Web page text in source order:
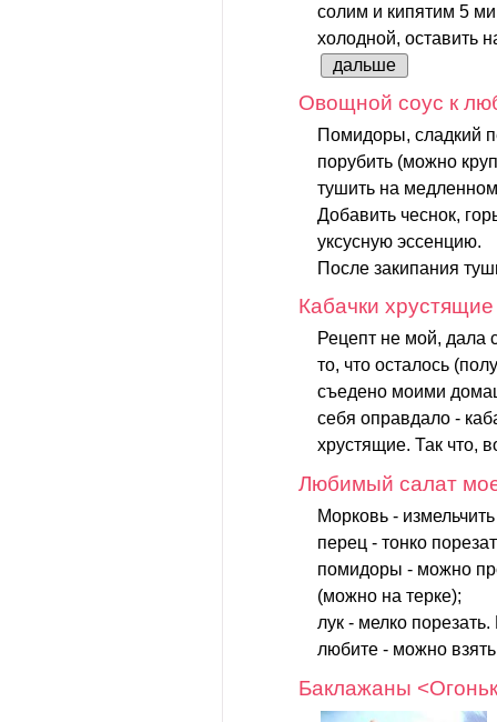
солим и кипятим 5
холодной, оставить
дальше
Овощной соус к
Помидоры, сладкий
порубить (можно
тушить на
Добавить чеснок,
уксусную эссенцию.
После закипания
Кабачки хрустящие
Рецепт не мой, дала
то, что осталось
съедено моими
себя оправдало -
хрустящие. Так что,
Любимый салат
Морковь -
перец - тонко
помидоры - можно
(можно на терке);
лук - мелко
любите - можно
Баклажаны